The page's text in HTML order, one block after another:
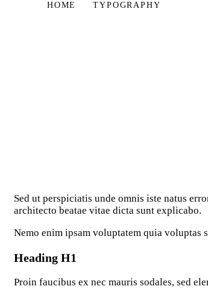
HOME TYPOGRAPHY
Sed ut perspiciatis unde omnis iste natus
architecto beatae vitae dicta sunt explicabo.
Nemo enim ipsam voluptatem quia voluptas
Heading H1
Proin faucibus ex nec mauris sodales, sed